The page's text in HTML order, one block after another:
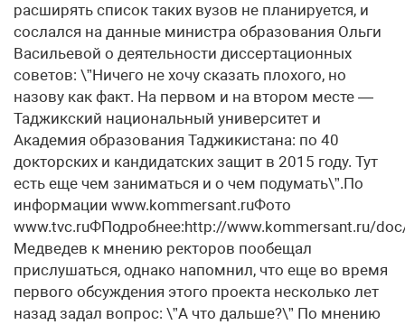
расширять список таких вузов не планируется, и
сослался на данные министра образования Ольги
Васильевой о деятельности диссертационных
советов: \”Ничего не хочу сказать плохого, но
назову как факт. На первом и на втором месте —
Таджикский национальный университет и
Академия образования Таджикистана: по 40
докторских и кандидатских защит в 2015 году. Тут
есть еще чем заниматься и о чем подумать\”.По
информации www.kommersant.ruФото
www.tvc.ruФПодробнее:http://www.kommersant.ru/
Медведев к мнению ректоров пообещал
прислушаться, однако напомнил, что еще во время
первого обсуждения этого проекта несколько лет
назад задал вопрос: \”А что дальше?\” По мнению